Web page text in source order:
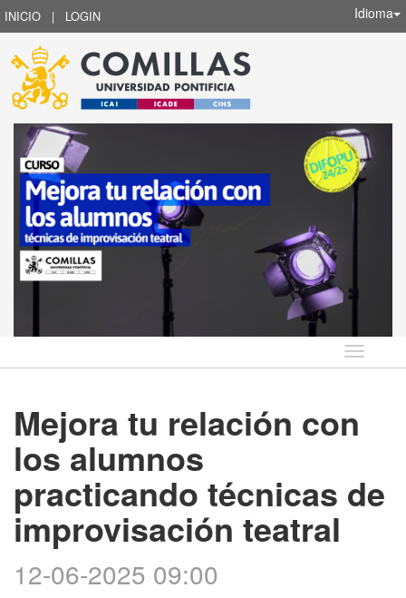
INICIO | LOGIN Idioma
Idioma
Mejora tu relación con
los alumnos
practicando técnicas de
improvisación teatral
12-06-2025 09:00